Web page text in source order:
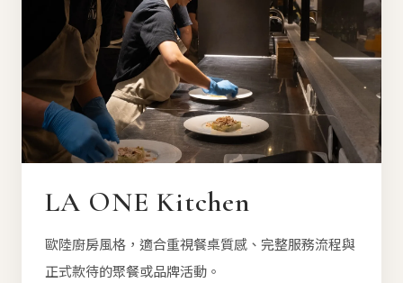
LA ONE Kitchen
歐陸廚房風格，適合重視餐桌質感、完整服務流程與
正式款待的聚餐或品牌活動。